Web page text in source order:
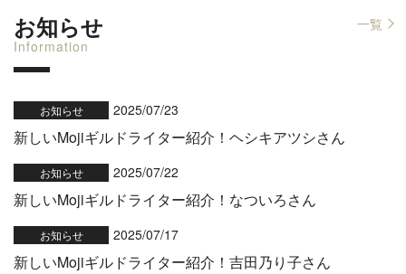
お知らせ
Information
一覧
お知らせ 2025/07/23
新しいMojiギルドライター紹介！ヘシキアツシさん
お知らせ 2025/07/22
新しいMojiギルドライター紹介！なついろさん
お知らせ 2025/07/17
新しいMojiギルドライター紹介！吉田乃り子さん